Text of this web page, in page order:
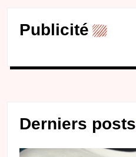
Publicité
Derniers posts